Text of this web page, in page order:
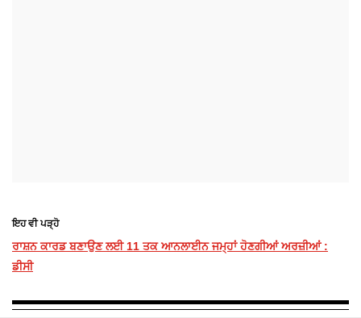
ਇਹ ਵੀ ਪੜ੍ਹੋ
ਰਾਸ਼ਨ ਕਾਰਡ ਬਣਾਉਣ ਲਈ 11 ਤਕ ਆਨਲਾਈਨ ਜਮ੍ਹਾਂ ਹੋਣਗੀਆਂ ਅਰਜ਼ੀਆਂ :
ਡੀਸੀ